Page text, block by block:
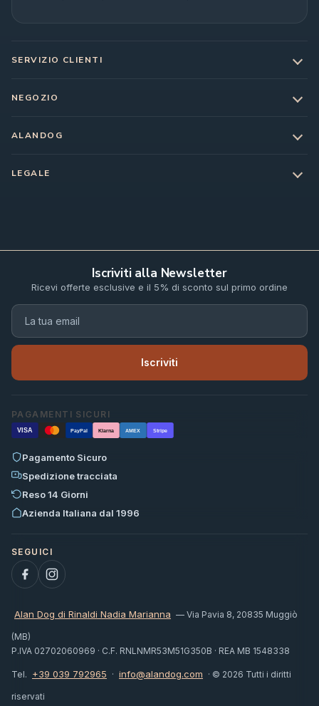
SERVIZIO CLIENTI
NEGOZIO
ALANDOG
LEGALE
Iscriviti alla Newsletter
Ricevi offerte esclusive e il 5% di sconto sul primo ordine
Iscriviti
PAGAMENTI SICURI
VISA PayPal Klarna AMEX Stripe
Pagamento Sicuro
Spedizione tracciata
Reso 14 Giorni
Azienda Italiana dal 1996
Alan Dog di Rinaldi Nadia Marianna — Via Pavia 8, 20835 Muggiò
(MB)
P.IVA 02702060969 · C.F. RNLNMR53M51G350B · REA MB 1548338
Tel. +39 039 792965 · info@alandog.com · © 2026 Tutti i diritti
riservati